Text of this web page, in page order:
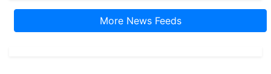
More News Feeds